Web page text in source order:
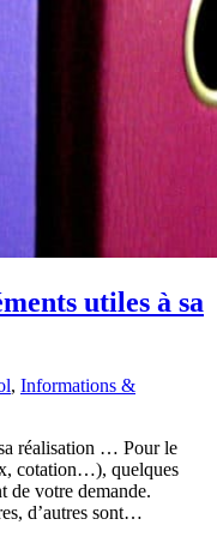
utiles à sa
, Informations &
réalisation … Pour le
cotation…), quelques
de votre demande.
d’autres sont…